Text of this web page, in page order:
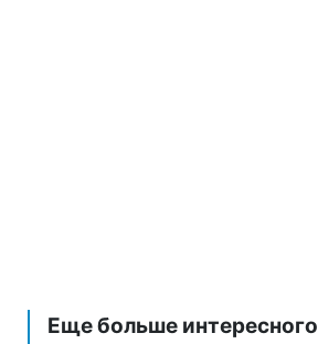
Еще больше интересного